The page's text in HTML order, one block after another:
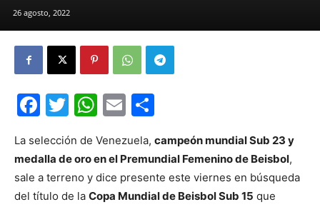
26 agosto, 2022
Facebook
Twitter
WhatsApp
Email
La selección de Venezuela, campeón mundial Sub 23 y
medalla de oro en el Premundial Femenino de Beisbol,
sale a terreno y dice presente este viernes en búsqueda
del título de la Copa Mundial de Beisbol Sub 15 que